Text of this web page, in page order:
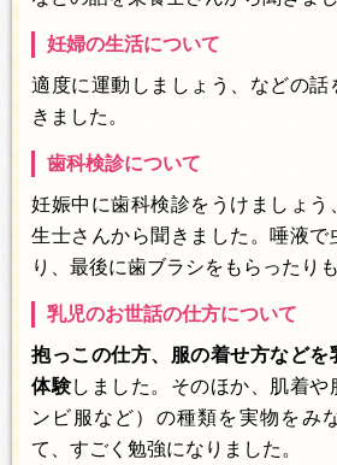
妊婦の生活について
適度に運動しましょう、などの話
きました。
歯科検診について
妊娠中に歯科検診をうけましょう
生士さんから聞きました。唾液で
り、最後に歯ブラシをもらったり
乳児のお世話の仕方について
抱っこの仕方、服の着せ方などを
体験しました。そのほか、肌着や
ンビ服など）の種類を実物をみ
て、すごく勉強になりました。